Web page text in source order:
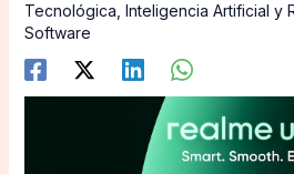
Tecnológica Inteligencia Artificial y
Software